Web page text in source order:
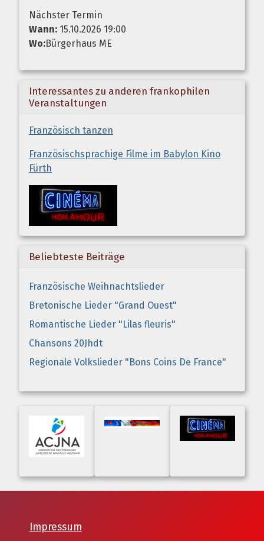
Nächster Termin
Wann: 15.10.2026 19:00
Wo:Bürgerhaus ME
Interessantes zu anderen frankophilen
Veranstaltungen
Französisch tanzen
Französischsprachige Filme im Babylon Kino
Fürth
Beliebteste Beiträge
Französische Weihnachtslieder
Bretonische Lieder "Grand Ouest"
Romantische Lieder "Lilas fleuris"
Chansons 20Jhdt
Regionale Volkslieder "Bons Coins De France"
Impressum